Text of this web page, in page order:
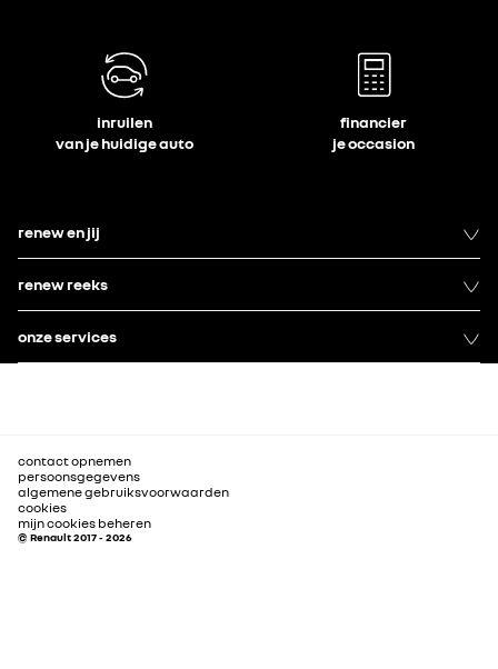
inruilen
van je huidige auto
financier
je occasion
renew en jij
renew reeks
onze services
contact opnemen
persoonsgegevens
algemene gebruiksvoorwaarden
cookies
mijn cookies beheren
© Renault 2017 - 2026